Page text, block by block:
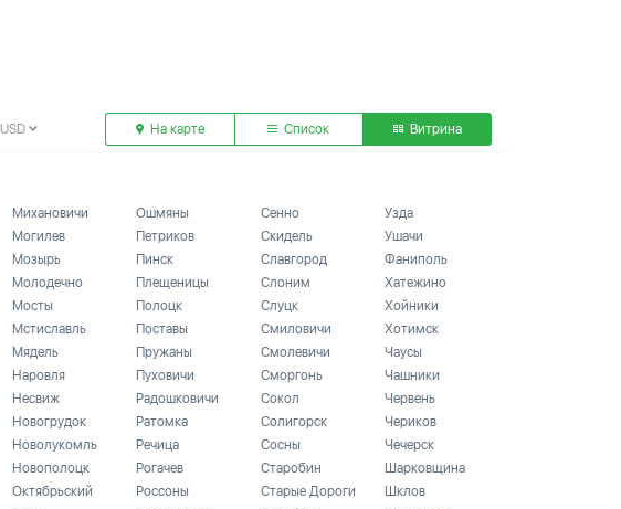
USD На карте Список Витрина
Михановичи
Могилев
Мозырь
Молодечно
Мосты
Мстиславль
Мядель
Наровля
Несвиж
Новогрудок
Новолукомль
Новополоцк
Октябрьский
Ошмяны
Петриков
Пинск
Плещеницы
Полоцк
Поставы
Пружаны
Пуховичи
Радошковичи
Ратомка
Речица
Рогачев
Россоны
Сенно
Скидель
Славгород
Слоним
Слуцк
Смиловичи
Смолевичи
Сморгонь
Сокол
Солигорск
Сосны
Старобин
Старые Дороги
Узда
Ушачи
Фаниполь
Хатежино
Хойники
Хотимск
Чаусы
Чашники
Червень
Чериков
Чечерск
Шарковщина
Шклов